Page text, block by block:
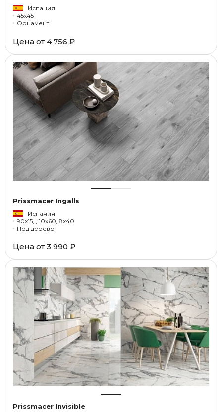
Испания
45x45
Орнамент
Цена от 4 756 ₽
Prissmacer Ingalls
Испания
90x15, , 10x60, 8x40
Под дерево
Цена от 3 990 ₽
Prissmacer Invisible